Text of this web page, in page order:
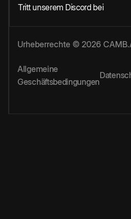
Tritt unserem Discord bei
Urheberrechte © 2026
Allgemeine
Geschäftsbedingungen